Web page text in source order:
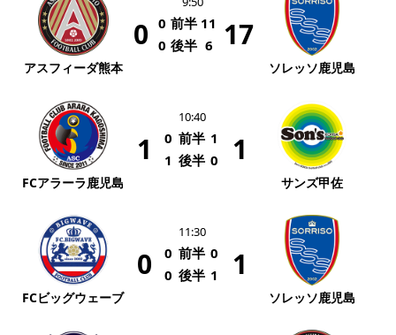
アスフィーダ熊本
0 0 前半 11 17
0 後半 6
ソレッソ鹿児島
FCアラーラ鹿児島
10:40
1 0 前半 1 1
1 後半 0
サンズ甲佐
FCビッグウェーブ
11:30
0 0 前半 0 1
0 後半 1
ソレッソ鹿児島